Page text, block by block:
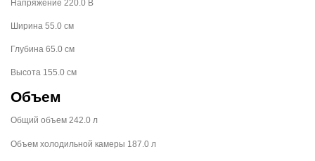
Напряжение 220.0 В
Ширина 55.0 см
Глубина 65.0 см
Высота 155.0 см
Объем
Общий объем 242.0 л
Объем холодильной камеры 187.0 л